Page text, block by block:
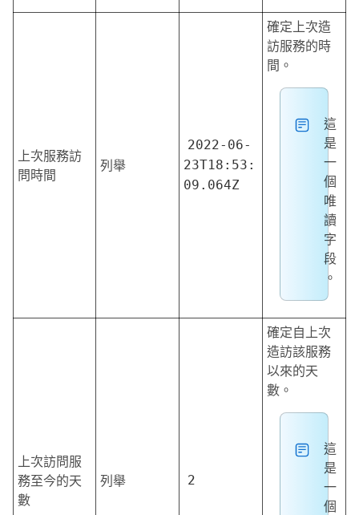
上次服務訪
問時間
列舉
2022-06-
23T18:53:
09.064Z
確定上次造
訪服務的時
間。
這
是
一
個
唯
讀
字
段
。
上次訪問服
務至今的天
數
列舉 2
確定自上次
造訪該服務
以來的天
數。
這
是
一
個